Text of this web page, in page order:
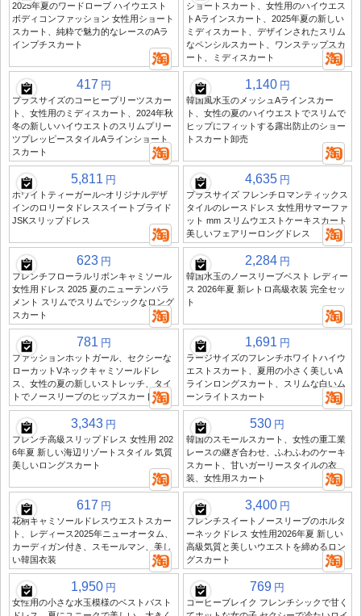
2025年夏のワードローブ ハイウエスト
ボディコンファッション 女性用ショート
スカート、純粋で魅力的なレースのAラ
インプチスカート
ショートスカート、女性用のハイウエス
トAラインスカート、2025年夏の新しい
ミディスカート、デザインされたスリム
なペンシルスカート、ワンステップスカ
ート、ミディスカート
417 円
プラスサイズのコーヒープリーツスカー
ト、女性用のミディスカート、2024年秋
冬の新しいハイウエストのスリムプリー
ツプレッピースタイルAラインショート
スカート
1,140 円
韓国風水玉のメッシュAラインスカー
ト、女性の夏のハイウエストでスリムで
ヒップにフィットする露出防止のショー
トスカート卸売
5,811 円
ホワイトティーガール~オリジナルデザ
インのロリータドレススイートブライド
JSKスリップドレス
4,635 円
プラスサイズ フレンチロマンティックス
タイルのレースドレス 女性用サマーファ
ット mm スリムウエストケーキスカート
美しいフェアリーロングドレス
623 円
フレンチフローラルリボンキャミソール
女性用ドレス 2025 夏のニューテンパラ
メント スリムでスリムでシックなロング
スカート
2,284 円
韓国水玉のノースリーブベスト レディー
ス 2026年夏 新レトロ高級衣装 完全セッ
ト
781 円
ファッションホットガール、セクシーな
ローカットVネックキャミソールドレ
ス、女性の夏の新しいストレッチ、タイ
トでノースリーブのヒップスカート
1,691 円
ラージサイズのフレンチホワイトハイウ
エストスカート、夏用の小さく美しいA
ラインロングスカート、スリムな白いム
ーンライトスカート
3,343 円
フレンチ高級スリップドレス 女性用 202
6年夏 新しい海辺リゾートスタイル 気質
美しいロングスカート
530 円
韓国のスモールスカート、女性の重工業
レースの継ぎ合わせ、ふわふわのケーキ
スカート、甘いガーリースタイルの衣
装、女性用スカート
617 円
花柄キャミソールドレスウエストスカー
ト、レディース2025年ニューオータム、
カーディガン付き、スモールマン、美し
い韓国衣装
3,400 円
フレンチスイートノースリーブのホルタ
ーネックドレス 女性用2026年夏 新しい
高級気質と美しいウエストを締めるロン
グスカート
1,950 円
女性用の小さな水玉模様のベストバスト
769 円
コーヒーブレイク フレンチシックで甘く